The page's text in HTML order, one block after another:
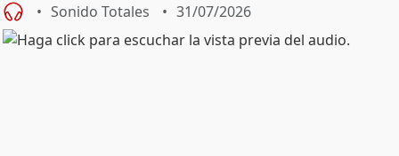
Sonido Totales 31/07/2026